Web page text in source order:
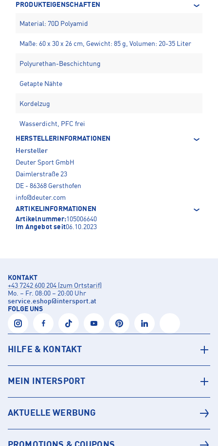
PRODUKTEIGENSCHAFTEN
Material: 70D Polyamid
Maße: 60 x 30 x 26 cm, Gewicht: 85 g, Volumen: 20-35 Liter
Polyurethan-Beschichtung
Getapte Nähte
Kordelzug
Wasserdicht, PFC frei
HERSTELLERINFORMATIONEN
Hersteller
Deuter Sport GmbH
Daimlerstraße 23
DE - 86368 Gersthofen
info@deuter.com
ARTIKELINFORMATIONEN
Artikelnummer:105006640
Im Angebot seit06.10.2023
KONTAKT
+43 7242 600 204 (zum Ortstarif)
Mo. – Fr. 08:00 – 20:00 Uhr
service.eshop@intersport.at
FOLGE UNS
HILFE & KONTAKT
MEIN INTERSPORT
AKTUELLE WERBUNG